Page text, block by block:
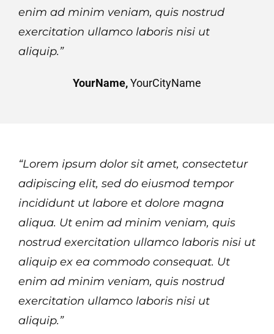
enim ad minim veniam, quis nostrud
exercitation ullamco laboris nisi ut
aliquip.”
YourName,YourCityName
“Lorem ipsum dolor sit amet, consectetur
adipiscing elit, sed do eiusmod tempor
incididunt ut labore et dolore magna
aliqua. Ut enim ad minim veniam, quis
nostrud exercitation ullamco laboris nisi ut
aliquip ex ea commodo consequat. Ut
enim ad minim veniam, quis nostrud
exercitation ullamco laboris nisi ut
aliquip.”